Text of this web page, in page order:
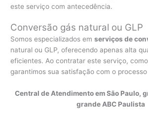
este serviço com antecedência.
Conversão gás natural ou GLP
Somos especializados emserviços de
natural ou GLP, oferecendo apenas alta
eficientes. Ao contratar este serviço,
garantimos sua satisfação com o
Central de Atendimento em São Paulo,
grande ABC Paulista